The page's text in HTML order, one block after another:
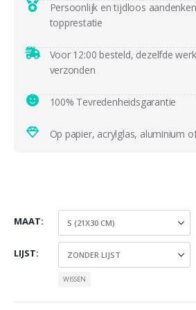
Persoonlijk en tijdloos
topprestatie
Voor 12:00 besteld, dezelfde
verzonden
100% Tevredenheidsgarantie
Op papier, acrylglas, aluminium
MAAT
LIJST
WISSEN